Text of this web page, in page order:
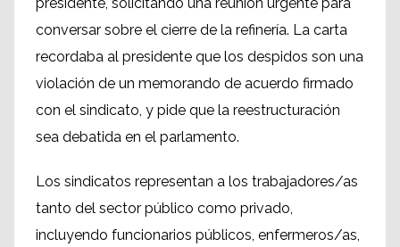
conversar sobre el cierre de la refinería. La carta
recordaba al presidente que los despidos son una
violación de un memorando de acuerdo firmado
con el sindicato, y pide que la reestructuración
sea debatida en el parlamento.
Los sindicatos representan a los trabajadores/as
tanto del sector público como privado,
incluyendo funcionarios públicos, enfermeros/as,